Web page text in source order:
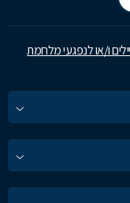
ו/או לנפגעי מלחמת